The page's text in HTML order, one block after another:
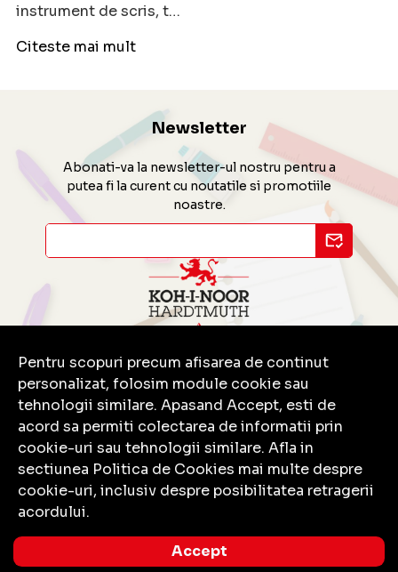
instrument de scris, t…
Citeste mai mult
Contact
Informatii
Servicii clienti
Newsletter
Abonati-va la newsletter-ul nostru pentru a
putea fi la curent cu noutatile si promotiile
noastre.
© Copyright 2026 Koh-I-Noor.Toate drepturile rezervate.
Pentru scopuri precum afisarea de continut
personalizat, folosim module cookie sau
tehnologii similare. Apasand Accept, esti de
acord sa permiti colectarea de informatii prin
cookie-uri sau tehnologii similare. Afla in
sectiunea Politica de Cookies mai multe despre
cookie-uri, inclusiv despre posibilitatea retragerii
acordului.
Accept